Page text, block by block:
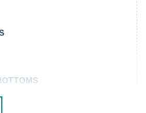
AVIÓN